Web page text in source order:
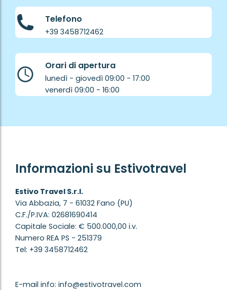
Telefono
+39 3458712462
Orari di apertura
lunedì - giovedì 09:00 - 17:00
venerdì 09:00 - 16:00
Informazioni su Estivotravel
Estivo Travel S.r.l.
Via Abbazia, 7 - 61032 Fano (PU)
C.F./P.IVA: 02681690414
Capitale Sociale: € 500.000,00 i.v.
Numero REA PS - 251379
Tel: +39 3458712462
E-mail info: info@estivotravel.com